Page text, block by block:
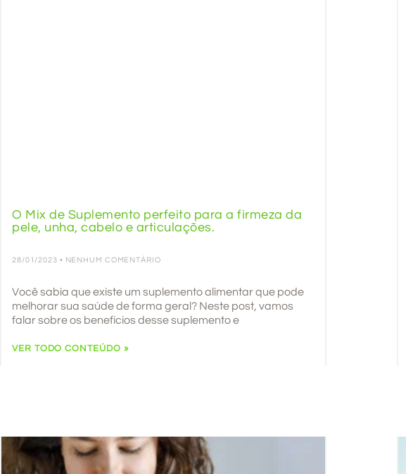
O Mix de Suplemento perfeito para a firmeza da
pele, unha, cabelo e articulações.
28/01/2023 NENHUM COMENTÁRIO
Você sabia que existe um suplemento alimentar que pode
melhorar sua saúde de forma geral? Neste post, vamos
falar sobre os benefícios desse suplemento e
VER TODO CONTEÚDO »